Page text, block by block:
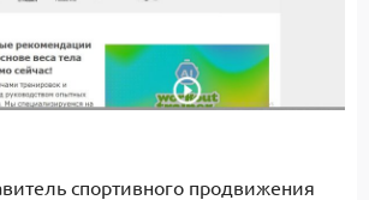
спортивного продвижения